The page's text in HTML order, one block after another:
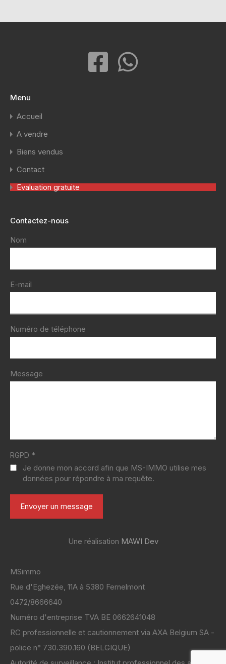
Menu
Accueil
A vendre
Biens vendus
Contact
Evaluation gratuite
Contactez-nous
Nom
E-mail
Numéro de téléphone
Message
RGPD *
Je donne mon accord afin que MS-IMMO utilise mes
données pour répondre à ma requête.
Une réalisation MAWI Dev
MSimmo
Rue d'Eghezée, 11A à 5380 Fernelmont
0472/8666640
Numéro d'entreprise TVA BE 0662641048
RC professionnelle et cautionnement via AXA Belgium SA -
police n° 730.390.160 (BELGIQUE)